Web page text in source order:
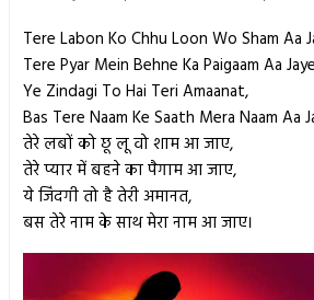
Tere Labon Ko Chhu Loon Wo Sham Aa
Tere Pyar Mein Behne Ka Paigaam Aa
Ye Zindagi To Hai Teri Amaanat,
Bas Tere Naam Ke Saath Mera Naam Aa
तेरे लबों को छू लू वो शाम आ जाए,
तेरे प्यार में बहने का पैगाम आ जाए,
ये जिंदगी तो है तेरी अमानत,
बस तेरे नाम के साथ मेरा नाम आ जाए।